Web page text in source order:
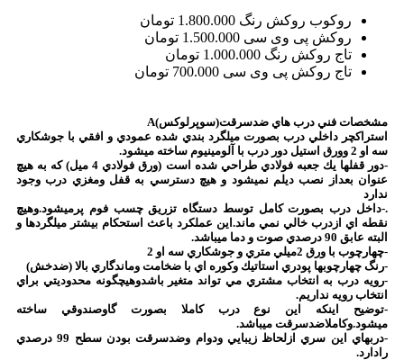
روکوب روکش رنگ 1.800.000 تومان
روکش پی وی سی 1.500.000 تومان
تاج روکش رنگ 1.000.000 تومان
تاج روکش پی وی سی 700.000 تومان
مشخصات فني درب هاي ضدسرقت(سوپرلوكس)A
استراكچر داخلي درب بصورت ميلگرد بندي شده عمودي و افقي با جوشكاري
سه او 2 وورق استيل دور درب با آلومينيوم ساخته ميشود.
-دور قفلها يك جعبه فولادي طراحي شده است (ورق فولادي 4 ميل) كه به هيچ
عنوان بعداز نصب ديلم نميشود و هيچ دسترسي به قفل ومغزي درب وجود
ندارد
.-داخل درب بصورت كامل توسط دستگاه تزريق چسب فوم پرميشود.وهيچ
نقطه اي ازدرب خالي نمي ماند.این عملكرد باعث استحكام بيشتر ميلگردها و
البته عابق 90 درصدي صوت و دما ميباشد.
-چهارچوب با ورق 2ميلي متري و جوشكاري سه او 2
-رنگ چهارچوبها پودري استاتيك وكوره اي با ضخامت وماندگاري بالا (ضدخش)
-رويه درب به انتخاب مشتري مي تواند متغير باشدوهيچگونه محدوديتي براي
انتخاب رويه نداريم.
-توضيح اينكه اين نوع درب كاملا بصورت گاوصندوقي ساخته
ميشود.وكاملاضدسرقت ميباشد.
-دربهاي اين سري ازلحاظ زيبايي ودوام وضدسرقت بودن سطح 99 درصدي
رادارد.